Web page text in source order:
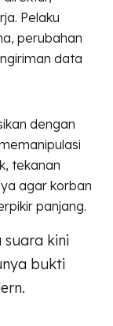
Pelaku
perubahan
data
dengan
tekanan
agar korban
panjang.
suara kini
bukti